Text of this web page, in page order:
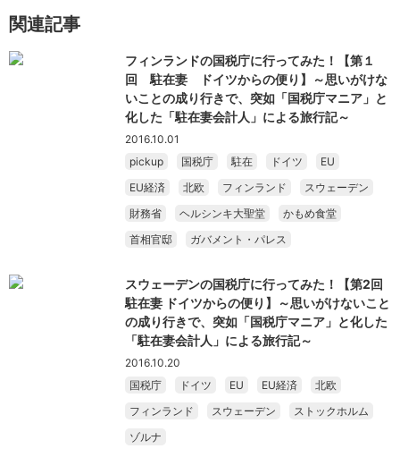
関連記事
フィンランドの国税庁に行ってみた！【第１
回 駐在妻 ドイツからの便り】～思いがけな
いことの成り行きで、突如「国税庁マニア」と
化した「駐在妻会計人」による旅行記～
2016.10.01
pickup
国税庁 駐在 ドイツ
EU
EU経済
北欧 フィンランド
スウェーデン
財務省
ヘルシンキ大聖堂
かもめ食堂
首相官邸
ガバメント・パレス
スウェーデンの国税庁に行ってみた！【第2回
駐在妻 ドイツからの便り】～思いがけないこと
の成り行きで、突如「国税庁マニア」と化した
「駐在妻会計人」による旅行記～
2016.10.20
国税庁
ドイツ EU EU経済
北欧
フィンランド
スウェーデン
ストックホルム
ゾルナ